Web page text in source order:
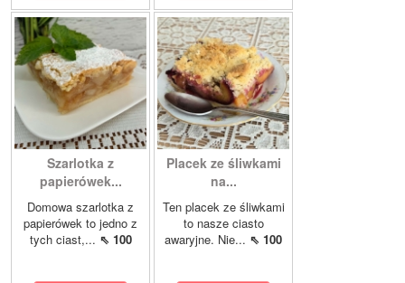
Szarlotka z
papierówek...
Domowa szarlotka z
papierówek to jedno z
tych ciast,... ⇖ 100
Placek ze śliwkami
na...
Ten placek ze śliwkami
to nasze ciasto
awaryjne. Nie... ⇖ 100